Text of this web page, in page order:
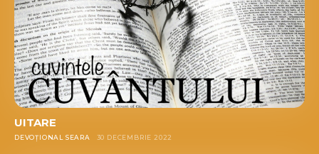
UITARE
DEVOȚIONAL SEARA 30 DECEMBRIE 2022